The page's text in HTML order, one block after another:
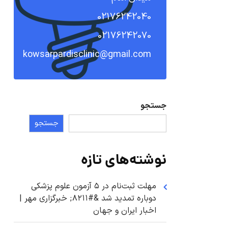
02176242040
02176242070
kowsarpardisclinic@gmail.com
جستجو
جستجو
نوشته‌های تازه
مهلت ثبت‌نام در ۵ آزمون علوم پزشکی
دوباره تمدید شد &#۸۲۱۱; خبرگزاری مهر |
اخبار ایران و جهان